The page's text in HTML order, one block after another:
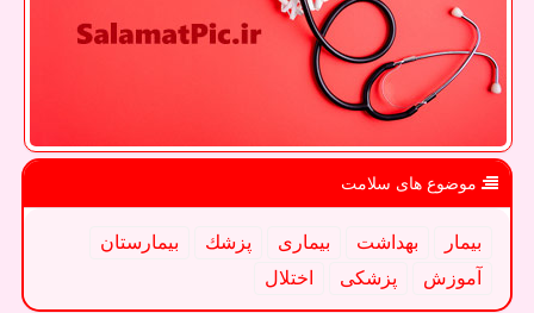
موضوع های سلامت
بیمار بهداشت بیماری پزشك
بیمارستان
آموزش
پزشكی اختلال